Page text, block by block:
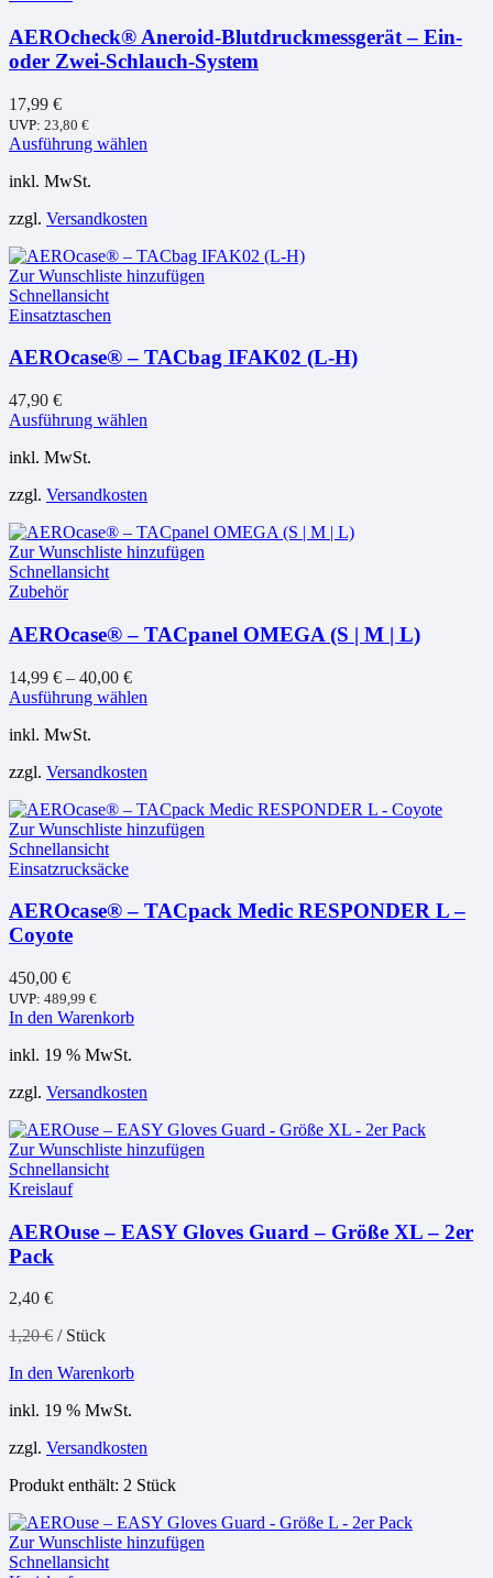
gewählt
werden
AEROcheck® Aneroid-Blutdruckmessgerät – Ein-
oder Zwei-Schlauch-System
17,99 €
UVP: 23,80 €
Ausführung wählen
Varianten
Die
Optionen
Produktseite
inkl. MwSt.
zzgl. Versandkosten
Zur Wunschliste hinzufügen
Schnellansicht
Einsatztaschen
AEROcase® – TACbag IFAK02 (L-H)
47,90 €
Ausführung wählen
Varianten
Die
Optionen
Produktseite
inkl. MwSt.
zzgl. Versandkosten
Zur Wunschliste hinzufügen
Schnellansicht
Zubehör
AEROcase® – TACpanel OMEGA (S | M | L)
14,99 € – 40,00 €
Ausführung wählen
Varianten
Die
Optionen
Produktseite
inkl. MwSt.
zzgl. Versandkosten
Zur Wunschliste hinzufügen
Schnellansicht
Einsatzrucksäcke
AEROcase® – TACpack Medic RESPONDER L –
Coyote
450,00 €
UVP: 489,99 €
In den Warenkorb
inkl. 19 % MwSt.
zzgl. Versandkosten
Zur Wunschliste hinzufügen
Schnellansicht
Kreislauf
AEROuse – EASY Gloves Guard – Größe XL – 2er
Pack
2,40 €
1,20€ / Stück
In den Warenkorb
inkl. 19 % MwSt.
zzgl. Versandkosten
Produkt enthält: 2 Stück
Zur Wunschliste hinzufügen
Schnellansicht